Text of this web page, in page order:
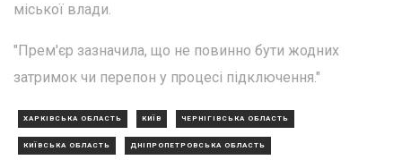
міської влади.
"Прем'єр зазначила, що не повинно бути жодних
затримок чи перепон у процесі підключення."
ХАРКІВСЬКА ОБЛАСТЬ КИЇВ ЧЕРНІГІВСЬКА ОБЛАСТЬ
КИЇВСЬКА ОБЛАСТЬ ДНІПРОПЕТРОВСЬКА ОБЛАСТЬ